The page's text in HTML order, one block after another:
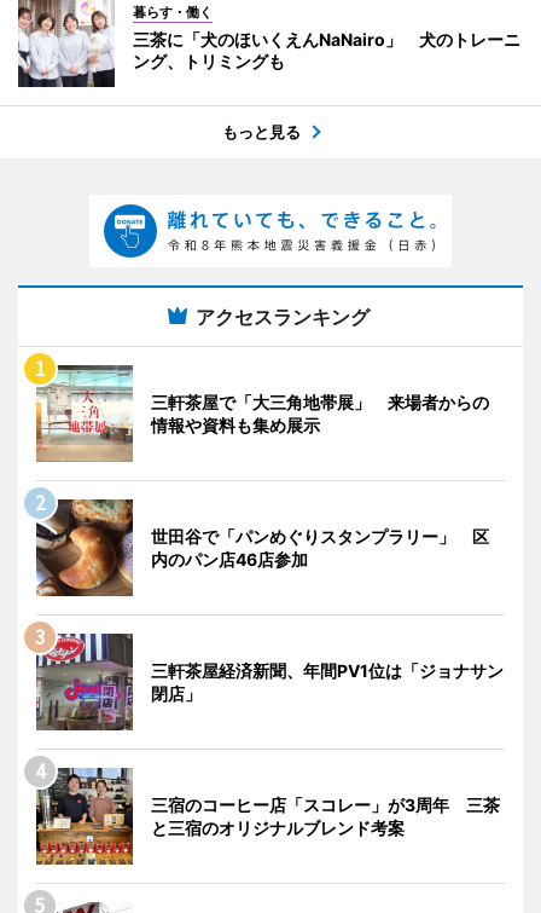
暮らす・働く
三茶に「犬のほいくえんNaNairo」 犬のトレーニ
ング、トリミングも
もっと見る
アクセスランキング
三軒茶屋で「大三角地帯展」 来場者からの
情報や資料も集め展示
世田谷で「パンめぐりスタンプラリー」 区
内のパン店46店参加
三軒茶屋経済新聞、年間PV1位は「ジョナサン
閉店」
三宿のコーヒー店「スコレー」が3周年 三茶
と三宿のオリジナルブレンド考案